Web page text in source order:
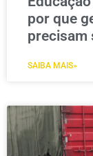
por que
precisam
SAIBA MAIS»